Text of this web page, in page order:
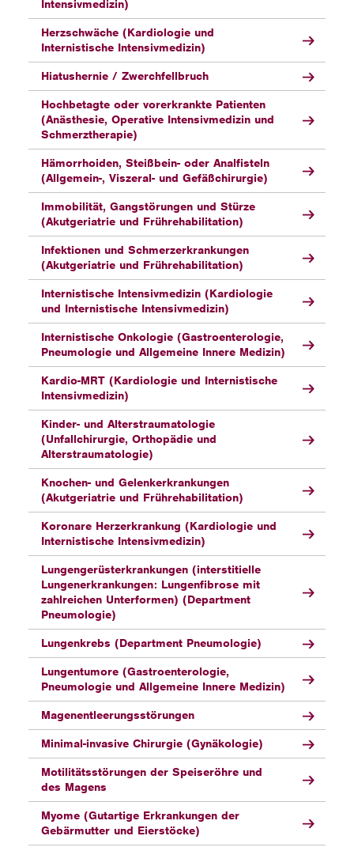
Intensivmedizin)
Herzschwäche (Kardiologie und
Internistische Intensivmedizin)
Hiatushernie / Zwerchfellbruch
Hochbetagte oder vorerkrankte Patienten
(Anästhesie, Operative Intensivmedizin und
Schmerztherapie)
Hämorrhoiden, Steißbein- oder Analfisteln
(Allgemein-, Viszeral- und Gefäßchirurgie)
Immobilität, Gangstörungen und Stürze
(Akutgeriatrie und Frührehabilitation)
Infektionen und Schmerzerkrankungen
(Akutgeriatrie und Frührehabilitation)
Internistische Intensivmedizin (Kardiologie
und Internistische Intensivmedizin)
Internistische Onkologie (Gastroenterologie,
Pneumologie und Allgemeine Innere Medizin)
Kardio-MRT (Kardiologie und Internistische
Intensivmedizin)
Kinder- und Alterstraumatologie
(Unfallchirurgie, Orthopädie und
Alterstraumatologie)
Knochen- und Gelenkerkrankungen
(Akutgeriatrie und Frührehabilitation)
Koronare Herzerkrankung (Kardiologie und
Internistische Intensivmedizin)
Lungengerüsterkrankungen (interstitielle
Lungenerkrankungen: Lungenfibrose mit
zahlreichen Unterformen) (Department
Pneumologie)
Lungenkrebs (Department Pneumologie)
Lungentumore (Gastroenterologie,
Pneumologie und Allgemeine Innere Medizin)
Magenentleerungsstörungen
Minimal-invasive Chirurgie (Gynäkologie)
Motilitätsstörungen der Speiseröhre und
des Magens
Myome (Gutartige Erkrankungen der
Gebärmutter und Eierstöcke)